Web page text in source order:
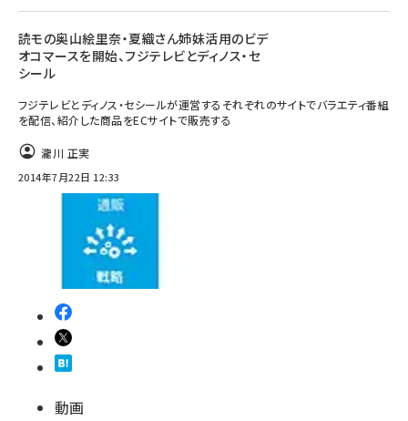
読モの奥山絵里奈・夏織さん姉妹活用のビデ
オコマースを開始、フジテレビとディノス・セ
シール
フジテレビとディノス・セシールが運営するそれぞれのサイトでバラエティ番組
を配信、紹介した商品をECサイトで販売する
瀧川 正実
2014年7月22日 12:33
動画